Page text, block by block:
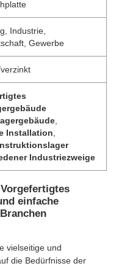
Industrie,
Gewerbe
Installation
Industriezweige
einfache
vielseitige und
die Bedürfnisse der